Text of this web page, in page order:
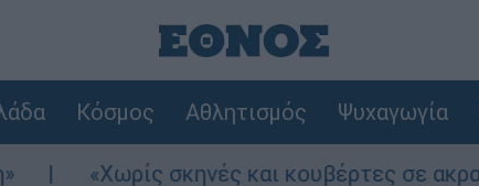
Κόσμος Αθλητισμός Ψυχαγωγία
σκηνές και κουβέρτες σε ακραίες